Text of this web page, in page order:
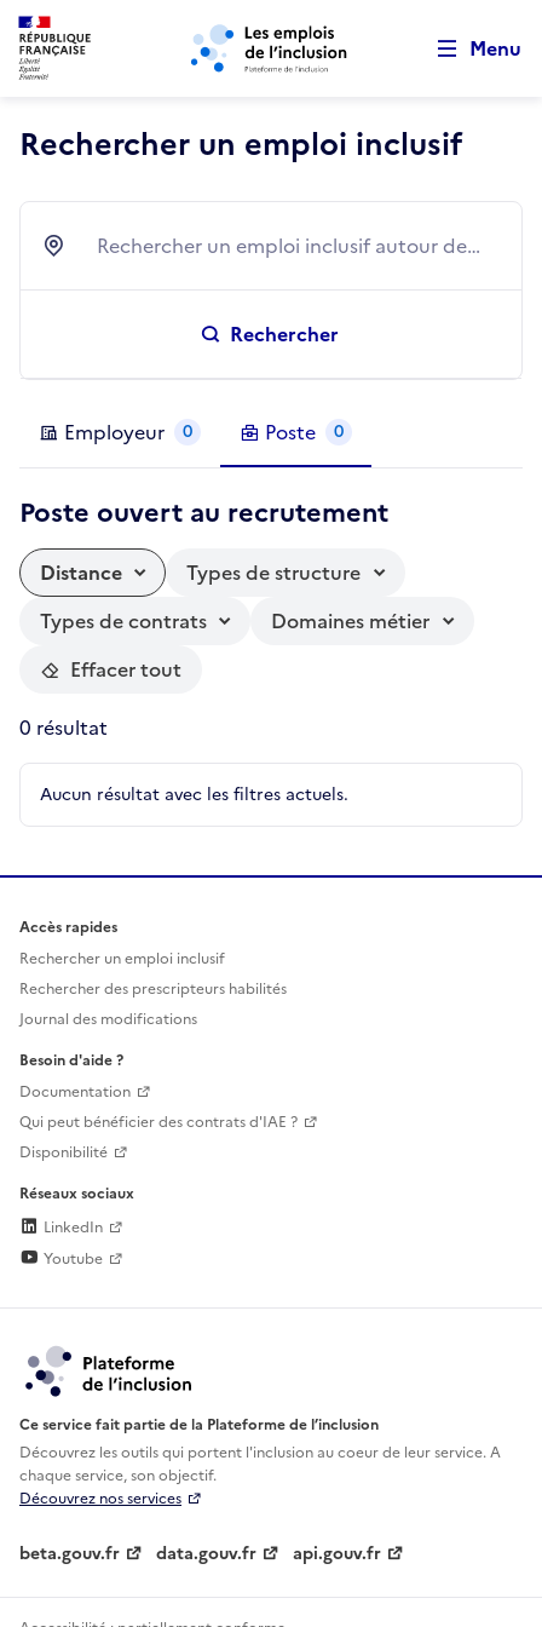
Aller au menu principal Aller au contenu principal
Menu
Rechercher un emploi inclusif
Ville Rechercher un emploi inclusif autour de…
Rechercher
Employeur 0 Poste 0
Poste ouvert au recrutement
Distance
Types de structure
Types de contrats
Domaines métier
Effacer tout
0 résultat
Aucun résultat avec les filtres actuels.
Accès rapides
Rechercher un emploi inclusif
Rechercher des prescripteurs habilités
Journal des modifications
Besoin d'aide ?
Documentation
Qui peut bénéficier des contrats d'IAE ?
Disponibilité
Réseaux sociaux
LinkedIn
Youtube
Ce service fait partie de la Plateforme de l’inclusion
Découvrez les outils qui portent l'inclusion aucoeur de leur service. A
chaque service, son objectif.
Découvrez nos services
beta.gouv.fr data.gouv.fr api.gouv.fr
Retour au début de la page
Panneau de gestion des cookies